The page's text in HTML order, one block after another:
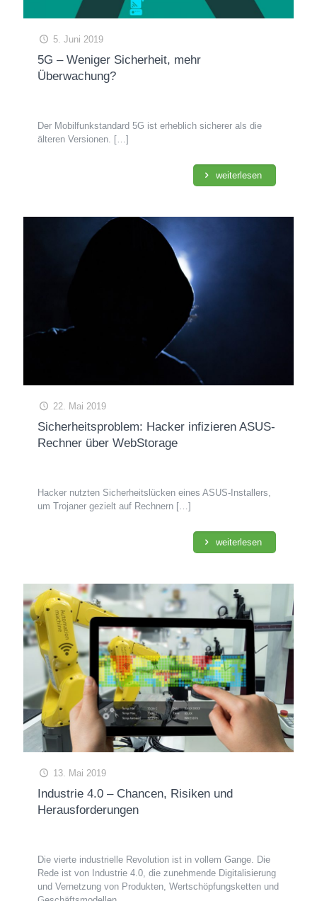
5. Juni 2019
5G – Weniger Sicherheit, mehr
Überwachung?
Der Mobilfunkstandard 5G ist erheblich sicherer als die
älteren Versionen.
[…]
weiterlesen
22. Mai 2019
Sicherheitsproblem: Hacker infizieren ASUS-
Rechner über WebStorage
Hacker nutzten Sicherheitslücken eines ASUS-Installers,
um Trojaner gezielt auf Rechnern […]
weiterlesen
13. Mai 2019
Industrie 4.0 – Chancen, Risiken und
Herausforderungen
Die vierte industrielle Revolution ist in vollem Gange. Die
Rede ist von Industrie 4.0, die zunehmende Digitalisierung
und Vernetzung von Produkten, Wertschöpfungsketten und